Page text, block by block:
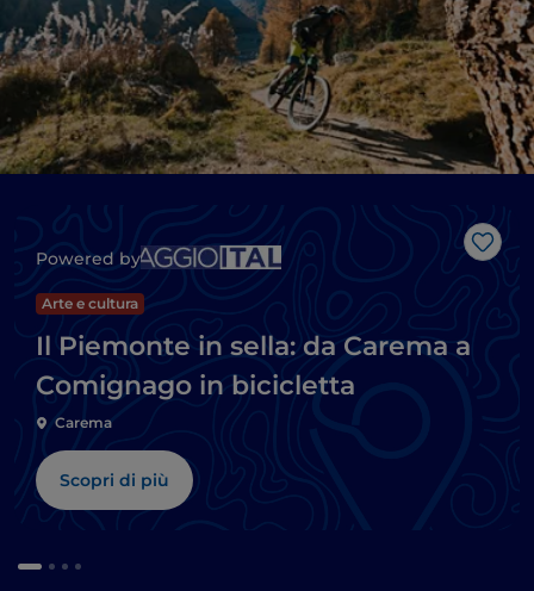
Like
Powered by
Arte e cultura
Il Piemonte in sella: da Carema a
Comignago in bicicletta
Carema
Scopri di più